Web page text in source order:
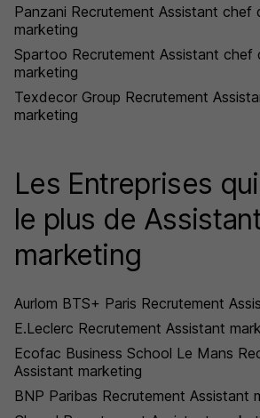
Panzani Recrutement Assistant chef
marketing
Spartoo Recrutement Assistant chef
marketing
Texdecor Group Recrutement
marketing
Les Entreprises
le plus de
marketing
Aurlom BTS+ Paris Recrutement
E.Leclerc Recrutement Assistant
Ecofac Business School Le Mans
Assistant marketing
BNP Paribas Recrutement Assistant